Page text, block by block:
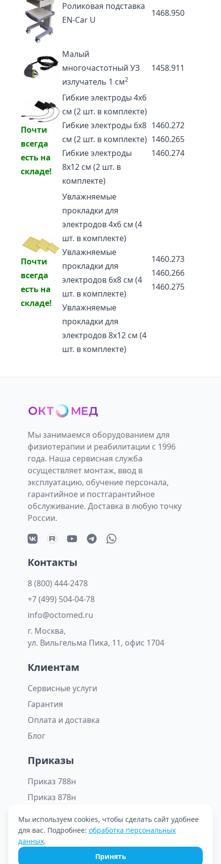
Роликовая подставка
EN-Car U
1468.950
Малый
многочастотный УЗ
излучатель 1 см2
1458.911
Почти
всегда
есть на
складе!
Гибкие электроды 4х6
см (2 шт. в комплекте)
Гибкие электроды 6х8
см (2 шт. в комплекте)
Гибкие электроды
8х12 см (2 шт. в
комплекте)
1460.272
1460.265
1460.274
Почти
всегда
есть на
складе!
Увлажняемые
прокладки для
электродов 4х6 см (4
шт. в комплекте)
Увлажняемые
прокладки для
электродов 6х8 см (4
шт. в комплекте)
Увлажняемые
прокладки для
электродов 8х12 см (4
шт. в комплекте)
1460.273
1460.266
1460.275
Мы занимаемся оборудованием для
физиотерапии и реабилитации с 1996
года. Наша сервисная служба
осуществляет монтаж, ввод в
эксплуатацию, обучение персонала,
гарантийное и постгарантийное
обслуживание. Доставка в любую точку
России.
Контакты
8 (800) 444-2478
+7 (499) 504-04-78
info@octomed.ru
г. Москва,
ул. Вильгельма Пика, 11, офис 1704
Клиентам
Сервисные услуги
Гарантия
Оплата и доставка
Блог
Приказы
Приказ 788н
Приказ 878н
© ООО «Октомед» 2026. Все права защищены.
Мы используем cookies, чтобы сделать сайт удобнее
для вас. Подробнее: обработка персональных
данных.
Принять